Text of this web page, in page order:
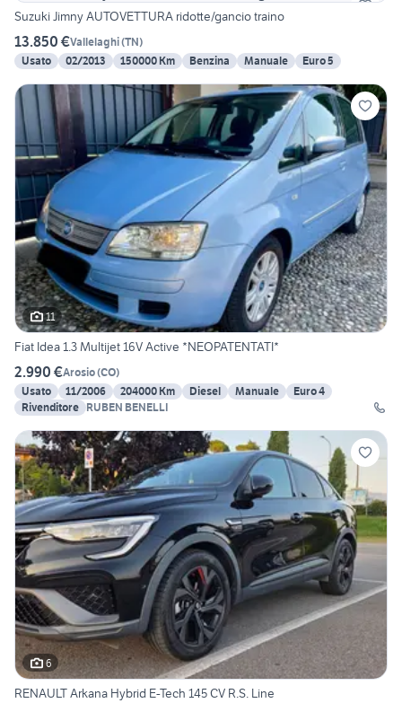
Suzuki Jimny AUTOVETTURA ridotte/gancio traino
13.850 €Vallelaghi(TN)
Usato
02/2013 150000 Km Benzina Manuale Euro 5
11
Fiat Idea 1.3 Multijet 16V Active *NEOPATENTATI*
2.990 €Arosio(CO)
Usato
11/2006 204000 Km Diesel Manuale
Euro 4
Rivenditore RUBEN BENELLI
6
RENAULT Arkana Hybrid E-Tech 145 CV R.S. Line